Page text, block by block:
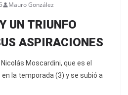
Mauro González
UN TRIUNFO
ASPIRACIONES
Moscardini, que es el
la temporada (3) y se subió a